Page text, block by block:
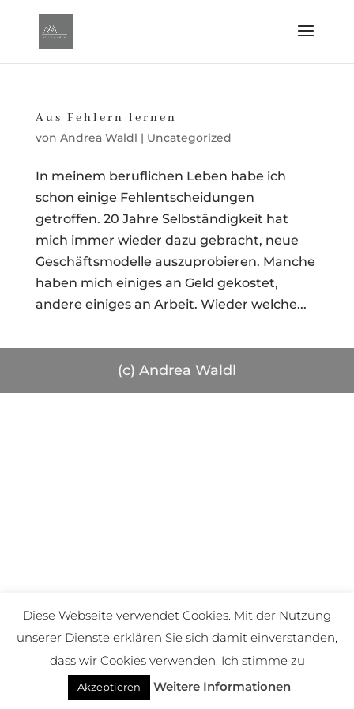
Aus Fehlern lernen
von Andrea Waldl | Uncategorized
In meinem beruflichen Leben habe ich
schon einige Fehlentscheidungen
getroffen. 20 Jahre Selbständigkeit hat
mich immer wieder dazu gebracht, neue
Geschäftsmodelle auszuprobieren. Manche
haben mich einiges an Geld gekostet,
andere einiges an Arbeit. Wieder welche...
(c) Andrea Waldl
Diese Webseite verwendet Cookies. Mit der Nutzung
unserer Dienste erklären Sie sich damit einverstanden,
dass wir Cookies verwenden. Ich stimme zu
Akzeptieren Weitere Informationen